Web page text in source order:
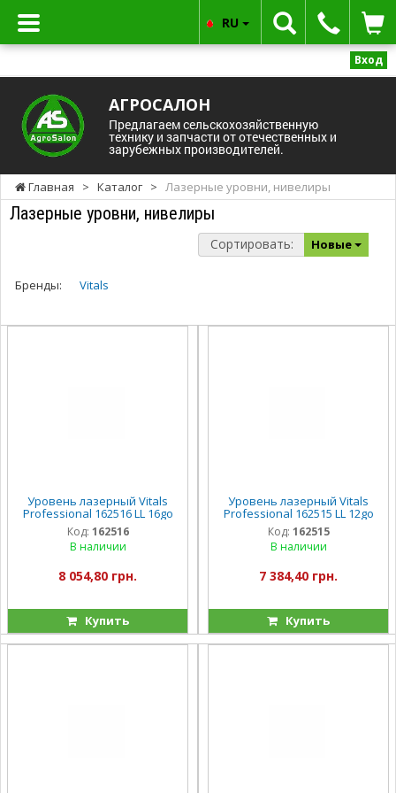
Вход
АГРОСАЛОН
Предлагаем сельскохозяйственную
технику и запчасти от отечественных и
зарубежных производителей.
RU
Главная > Каталог > Лазерные уровни, нивелиры
Лазерные уровни, нивелиры
Сортировать: Новые
Бренды: Vitals
Уровень лазерный Vitals
Professional 162516 LL 16go
Код: 162516
В наличии
8 054,80 грн.
Купить
Уровень лазерный Vitals
Professional 162515 LL 12go
Код: 162515
В наличии
7 384,40 грн.
Купить